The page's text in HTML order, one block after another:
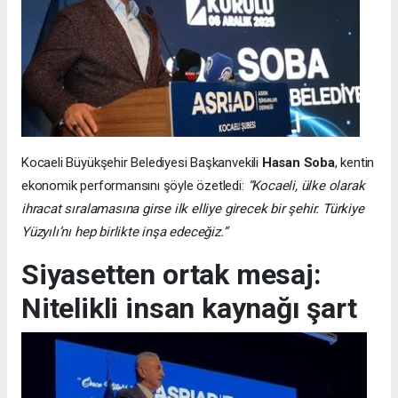
Kocaeli Büyükşehir Belediyesi Başkanvekili Hasan Soba, kentin
ekonomik performansını şöyle özetledi: “Kocaeli, ülke olarak
ihracat sıralamasına girse ilk elliye girecek bir şehir. Türkiye
Yüzyılı’nı hep birlikte inşa edeceğiz.”
Siyasetten ortak mesaj:
Nitelikli insan kaynağı şart